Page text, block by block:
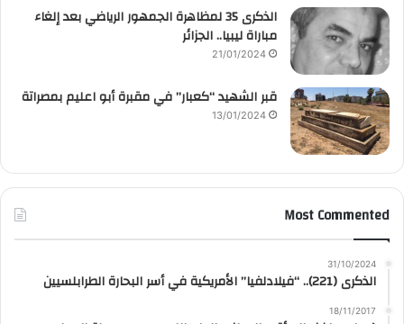
الذكرى 35 لمظاهرة الجمهور الرياضي بعد إلغاء
مباراة ليبيا.. الجزائر
21/01/2024
قبر الشهيد “كعبار” في مقبرة أبو اعليم بمصراتة
13/01/2024
Most Commented
31/10/2024
الذكرى (221).. “فيلادلفيا” الأمريكية في أسر البحارة الطرابلسيين
18/11/2017